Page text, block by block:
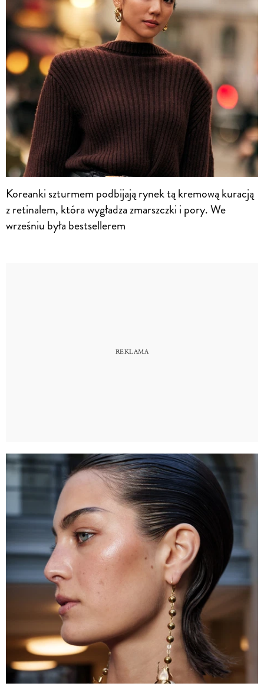
Koreanki szturmem podbijają rynek tą kremową kuracją
z retinalem, która wygładza zmarszczki i pory. We
wrześniu była bestsellerem